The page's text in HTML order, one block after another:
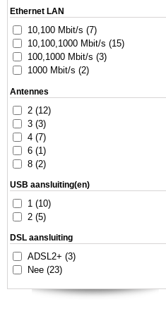
Ethernet LAN
10,100 Mbit/s (7)
10,100,1000 Mbit/s (15)
100,1000 Mbit/s (3)
1000 Mbit/s (2)
Antennes
2 (12)
3 (3)
4 (7)
6 (1)
8 (2)
USB aansluiting(en)
1 (10)
2 (5)
DSL aansluiting
ADSL2+ (3)
Nee (23)